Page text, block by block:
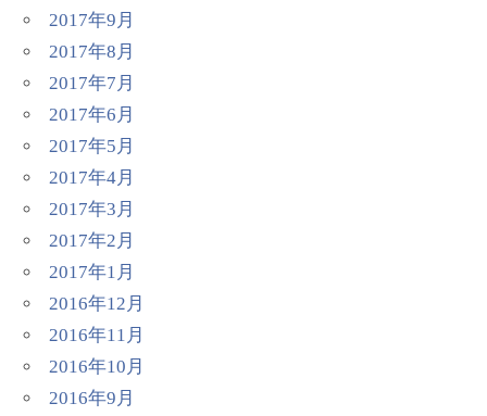
2017年9月
2017年8月
2017年7月
2017年6月
2017年5月
2017年4月
2017年3月
2017年2月
2017年1月
2016年12月
2016年11月
2016年10月
2016年9月